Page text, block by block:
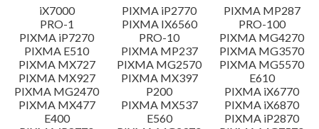
概要
更新歷史記錄
系統要求
iX7000 PIXMA iP2770
PIXMA MP287
PRO-1
PIXMA IX6560
PRO-100
PIXMA iP7270
PRO-10
PIXMA MG4270
PIXMA E510
PIXMA MP237
PIXMA MG3570
PIXMA MX727
PIXMA MG2570
PIXMA MG5570
PIXMA MX927
PIXMA MX397
E610
PIXMA MG2470
P200
PIXMA iX6770
PIXMA MX477
PIXMA MX537
PIXMA iX6870
E400
E560
PIXMA iP2870